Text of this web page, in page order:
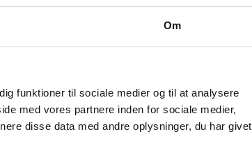
Om
funktioner til sociale medier og til at analysere
med vores partnere inden for sociale medier,
disse data med andre oplysninger, du har givet